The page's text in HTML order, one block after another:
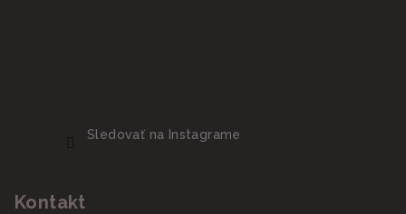
Sledovať na Instagrame
Kontakt